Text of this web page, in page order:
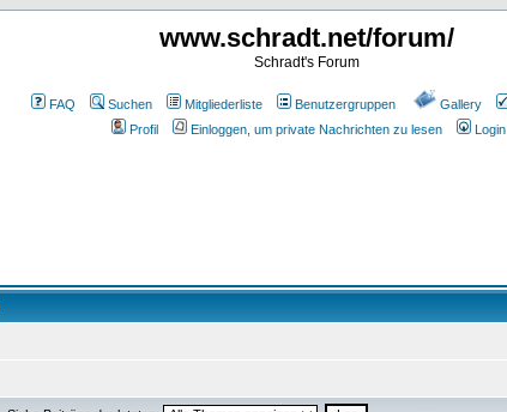
www.schradt.net/forum/
Schradt's Forum
FAQ Suchen Mitgliederliste Benutzergruppen Gallery
Profil
Einloggen, um private Nachrichten zu lesen Login